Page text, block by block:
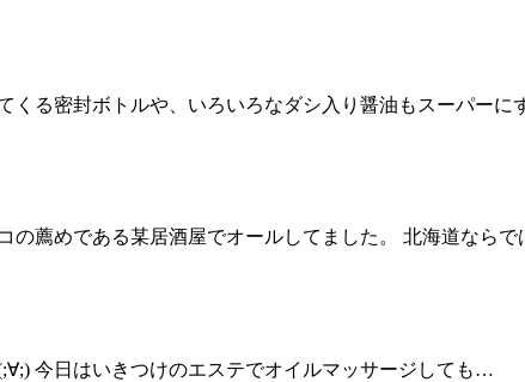
くる密封ボトルや、いろいろなダシ入り醤油もスーパーに
の薦めである某居酒屋でオールしてました。 北海道なら
今日はいきつけのエステでオイルマッサージしても…